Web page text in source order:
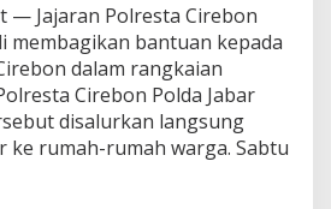
— Jajaran Polresta Cirebon
membagikan bantuan kepada
dalam rangkaian
Cirebon Polda Jabar
disalurkan langsung
ke rumah-rumah warga. Sabtu